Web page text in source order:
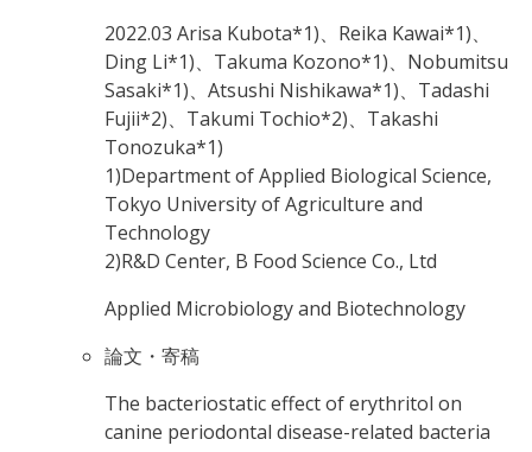
2022.03 Arisa Kubota*1)、Reika Kawai*1)、
Ding Li*1)、Takuma Kozono*1)、Nobumitsu
Sasaki*1)、Atsushi Nishikawa*1)、Tadashi
Fujii*2)、Takumi Tochio*2)、Takashi
Tonozuka*1)
1)Department of Applied Biological Science,
Tokyo University of Agriculture and
Technology
2)R&D Center, B Food Science Co., Ltd
Applied Microbiology and Biotechnology
論文・寄稿
The bacteriostatic effect of erythritol on
canine periodontal disease-related bacteria